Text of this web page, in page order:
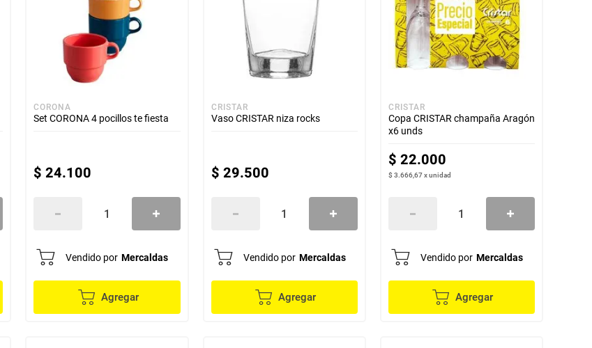
CORONA
Set CORONA 4 pocillos te fiesta
$ 24.100
Vendido por Mercaldas
Agregar
CRISTAR
Vaso CRISTAR niza rocks
$ 29.500
Vendido por Mercaldas
Agregar
CRISTAR
Copa CRISTAR champaña Aragón
x6 unds
$ 22.000
$ 3.666,67xunidad
Vendido por Mercaldas
Agregar